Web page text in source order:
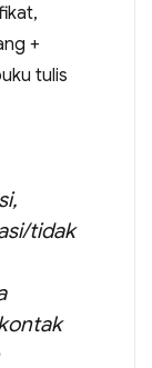
+
tulis
tidak